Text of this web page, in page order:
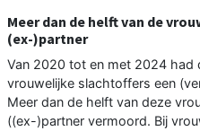
Meer dan de helft van de
(ex-)partner
Van 2020 tot en met 2024 had
vrouwelijke slachtoffers een
Meer dan de helft van deze
((ex-)partner vermoord. Bij